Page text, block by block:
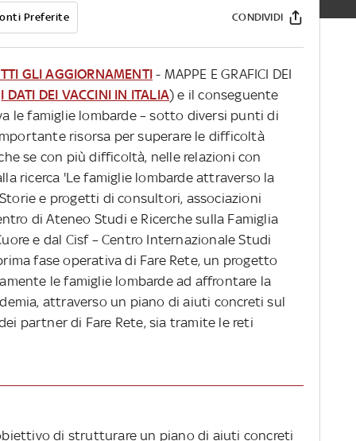
Preferite CONDIVIDI
GLI AGGIORNAMENTI - MAPPE E GRAFICI DEI
I DATI DEI VACCINI IN ITALIA) e il conseguente
le famiglie lombarde – sotto diversi punti di
risorsa per superare le difficoltà
se con più difficoltà, nelle relazioni con
ricerca 'Le famiglie lombarde attraverso la
e progetti di consultori, associazioni
di Ateneo Studi e Ricerche sulla Famiglia
e dal Cisf – Centro Internazionale Studi
fase operativa di Fare Rete, un progetto
le famiglie lombarde ad affrontare la
attraverso un piano di aiuti concreti sul
partner di Fare Rete, sia tramite le reti
di strutturare un piano di aiuti concreti